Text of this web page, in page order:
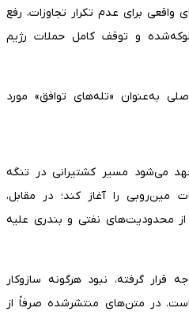
برای عدم تکرار تجاوزات، رفع
و توقف کامل حملات رژیم
به‌عنوان «تله‌های توافق» مورد
می‌شود مسیر کشتیرانی در تنگه
مین‌روبی را آغاز کند؛ در مقابل،
از محدودیت‌های نفتی و بندری علیه
گرفته، نبود هرگونه سازوکار
در متن‌های منتشرشده صرفاً از